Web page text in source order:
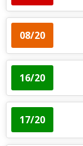
08/20
16/20
17/20